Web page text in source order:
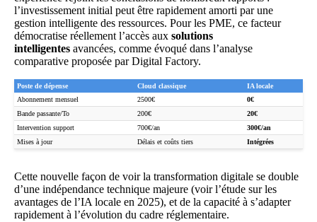
l’investissement initial peut être rapidement amorti par une
gestion intelligente des ressources. Pour les PME, ce facteur
démocratise réellement l’accès aux solutions
intelligentes avancées, comme évoqué dans l’analyse
comparative proposée parDigital Factory.
Poste de dépense Cloud classique
IA locale
Abonnement mensuel
2500€
0€
Bande passante/To
200€
20€
Intervention support
700€/an
300€/an
Mises à jour
Délais et coûts tiers Intégrées
Cette nouvelle façon de voir la transformation digitale se double
d’une indépendance technique majeure (voir l’étude surles
avantages de l’IA locale en 2025), et de la capacité à s’adapter
rapidement à l’évolution du cadre réglementaire.